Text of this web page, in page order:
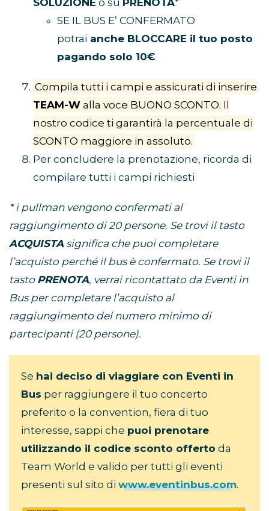
SOLUZIONE o su PRENOTA*
SE IL BUS E’ CONFERMATO
potrai anche BLOCCARE il tuo posto
pagando solo 10€
Compila tutti i campi e assicurati di inserire
TEAM-W alla voce BUONO SCONTO. Il
nostro codice ti garantirà la percentuale di
SCONTO maggiore in assoluto.
Per concludere la prenotazione, ricorda di
compilare tutti i campi richiesti
* i pullman vengono confermati al
raggiungimento di 20 persone. Se trovi il tasto
ACQUISTA significa che puoi completare
l’acquisto perché il bus è confermato. Se trovi il
tasto PRENOTA, verrai ricontattato da Eventi in
Bus per completare l’acquisto al
raggiungimento del numero minimo di
partecipanti (20 persone).
Se hai deciso di viaggiare con Eventi in
Bus per raggiungere il tuo concerto
preferito o la convention, fiera di tuo
interesse, sappi che puoi prenotare
utilizzando il codice sconto offerto da
Team World e valido per tutti gli eventi
presenti sul sito di www.eventinbus.com.